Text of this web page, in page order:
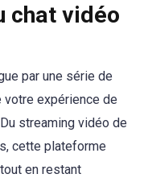
chat vidéo
par une série de
expérience de
streaming vidéo de
cette plateforme
en restant